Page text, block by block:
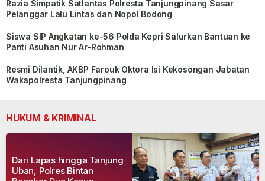
Razia Simpatik Satlantas Polresta Tanjungpinang Sasar
Pelanggar Lalu Lintas dan Nopol Bodong
Siswa SIP Angkatan ke-56 Polda Kepri Salurkan Bantuan ke
Panti Asuhan Nur Ar-Rohman
Resmi Dilantik, AKBP Farouk Oktora Isi Kekosongan Jabatan
Wakapolresta Tanjungpinang
HUKUM & KRIMINAL
Dari Lapas hingga Tanjung
Uban, Polres Bintan